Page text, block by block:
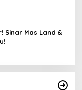
Sinar Mas Land &